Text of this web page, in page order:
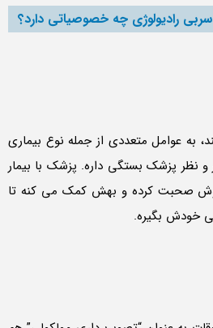
سربی رادیولوژی چه خصوصیاتی دارد؟
به عوامل متعددی از جمله نوع بیماری
و نظر پزشک بستگی داره. پزشک با بیمار
روش صحبت کرده و بهش کمک می کنه تا
خودش بگیره.